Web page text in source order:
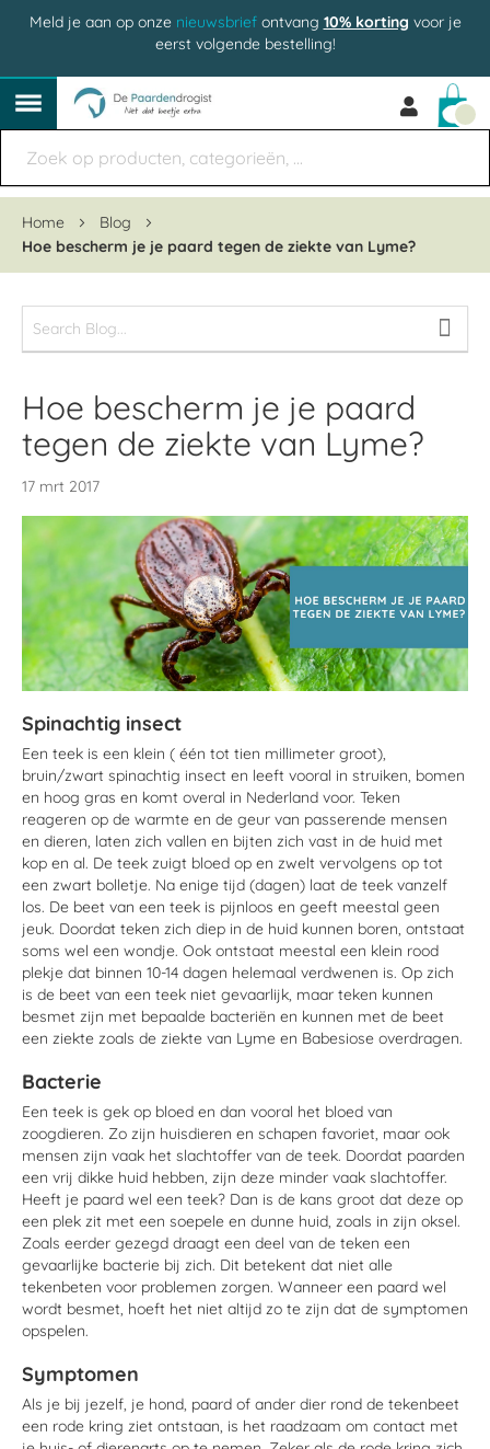
Meld je aan op onze nieuwsbriefontvang 10% korting voor je
eerst volgende bestelling!
Home
Blog
Hoe bescherm je je paard tegen de ziekte van Lyme?
Hoe bescherm je je paard
tegen de ziekte van Lyme?
17 mrt 2017
Spinachtig insect
Een teek is een klein ( één tot tien millimeter groot),
bruin/zwart spinachtig insect en leeft vooral in struiken, bomen
en hoog gras en komt overal in Nederland voor. Teken
reageren op de warmte en de geur van passerende mensen
en dieren, laten zich vallen en bijten zich vast in de huid met
kop en al. De teek zuigt bloed op en zwelt vervolgens op tot
een zwart bolletje. Na enige tijd (dagen) laat de teek vanzelf
los. De beet van een teek is pijnloos en geeft meestal geen
jeuk. Doordat teken zich diep in de huid kunnen boren, ontstaat
soms wel een wondje. Ook ontstaat meestal een klein rood
plekje dat binnen 10-14 dagen helemaal verdwenen is. Op zich
is de beet van een teek niet gevaarlijk, maar teken kunnen
besmet zijn met bepaalde bacteriën en kunnen met de beet
een ziekte zoals de ziekte van Lyme en Babesiose overdragen.
Bacterie
Een teek is gek op bloed en dan vooral het bloed van
zoogdieren. Zo zijn huisdieren en schapen favoriet, maar ook
mensen zijn vaak het slachtoffer van de teek. Doordat paarden
een vrij dikke huid hebben, zijn deze minder vaak slachtoffer.
Heeft je paard wel een teek? Dan is de kans groot dat deze op
een plek zit met een soepele en dunne huid, zoals in zijn oksel.
Zoals eerder gezegd draagt een deel van de teken een
gevaarlijke bacterie bij zich. Dit betekent dat niet alle
tekenbeten voor problemen zorgen. Wanneer een paard wel
wordt besmet, hoeft het niet altijd zo te zijn dat de symptomen
opspelen.
Symptomen
Als je bij jezelf, je hond, paard of ander dier rond de tekenbeet
een rode kring ziet ontstaan, is het raadzaam om contact met